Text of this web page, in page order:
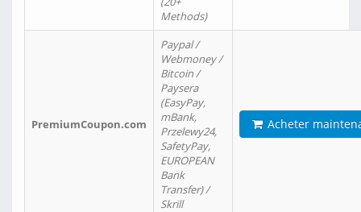
Methods)
PremiumCoupon.com
Paypal /
Webmoney /
Bitcoin /
Paysera
(EasyPay,
mBank,
Przelewy24,
SafetyPay,
EUROPEAN
Bank
Transfer) /
Skrill
Acheter